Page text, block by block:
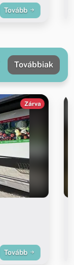
Tovább
Továbbiak
Zárva
Tovább